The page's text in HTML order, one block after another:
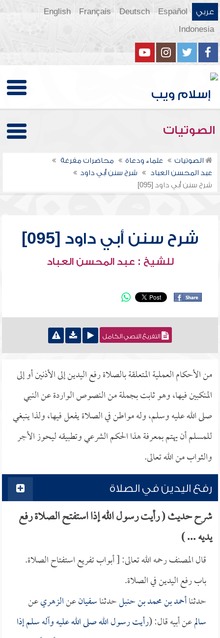
عربي Español
Deutsch
Français
English
Indonesia
الصوتيات
الصوتيات علماء ودعاة
محاضرات مفرغة
عبد المحسن العباد
شرح سنن أبي داود
شرح سنن أبي داود [095]
شرح سنن أبي داود [095]
للشيخ : عبد المحسن العباد
التفريغ النصي الكامل
من الأحكام العملية المتعلقة بالصلاة رفع اليدين إلى الأذنين أو إلى
المنكبين فيها، وهو ثابت بجملة من النصوص الواردة عن النبي
صلى الله عليه وسلم، وله مواطن في الصلاة يفعل فيها، ولذا ينبغي
للمسلم أن يهتم بمعرفة هذا الحكم الشرعي وتطبيقه ليحوز الأجر
والثواب من الله تعالى.
رفع اليدين في الصلاة
شرح حديث ( رأيت رسول الله إذا استفتح الصلاة رفع
يديه ... )
قال المصنف رحمه الله تعالى: [ أبواب تفريع استفتاح الصلاة.
باب رفع اليدين في الصلاة.
حدثناأحمد بن محمد بن حنبلحدثناسفيانعنالزهريعن
سالمعن أبيه قال: (رأيت رسول الله صلى الله عليه وآله سلم إذا